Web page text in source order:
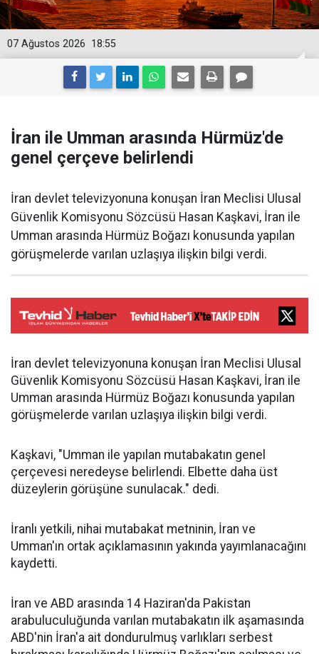
18:55
07 Ağustos 2026
İran ile Umman arasında Hürmüz'de
genel çerçeve belirlendi
İran devlet televizyonuna konuşan İran Meclisi Ulusal
Güvenlik Komisyonu Sözcüsü Hasan Kaşkavi, İran ile
Umman arasında Hürmüz Boğazı konusunda yapılan
görüşmelerde varılan uzlaşıya ilişkin bilgi verdi.
İran devlet televizyonuna konuşan İran Meclisi Ulusal
Güvenlik Komisyonu Sözcüsü Hasan Kaşkavi, İran ile
Umman arasında Hürmüz Boğazı konusunda yapılan
görüşmelerde varılan uzlaşıya ilişkin bilgi verdi.
Kaşkavi, "Umman ile yapılan mutabakatın genel
çerçevesi neredeyse belirlendi. Elbette daha üst
düzeylerin görüşüne sunulacak." dedi.
İranlı yetkili, nihai mutabakat metninin, İran ve
Umman'ın ortak açıklamasının yakında yayımlanacağını
kaydetti.
İran ve ABD arasında 14 Haziran'da Pakistan
arabuluculuğunda varılan mutabakatın ilk aşamasında
ABD'nin İran'a ait dondurulmuş varlıkları serbest